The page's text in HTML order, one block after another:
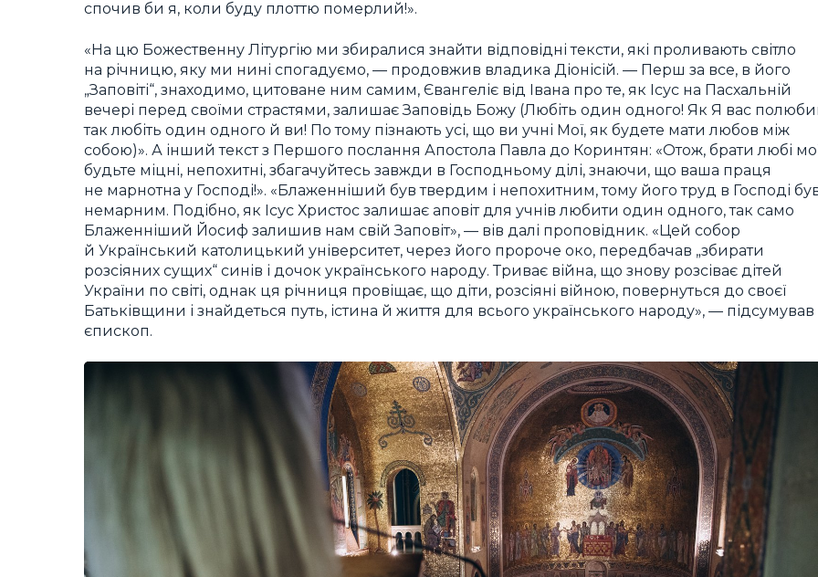
спочив би я, коли буду плоттю померлий!».
«На цю Божественну Літургію ми збиралися знайти відповідні тексти, які проливають світло
на річницю, яку ми нині спогадуємо, — продовжив владика Діонісій. — Перш за все, в його
„Заповіті“, знаходимо, цитоване ним самим, Євангеліє від Івана про те, як Ісус на Пасхальній
вечері перед своїми страстями, залишає Заповідь Божу (Любіть один одного! Як Я вас
так любіть один одного й ви! По тому пізнають усі, що ви учні Мої, як будете мати любов між
собою)». А інший текст з Першого послання Апостола Павла до Коринтян: «Отож, брати любі
будьте міцні, непохитні, збагачуйтесь завжди в Господньому ділі, знаючи, що ваша праця
не марнотна у Господі!». «Блаженніший був твердим і непохитним, тому його труд в Господі
немарним. Подібно, як Ісус Христос залишає аповіт для учнів любити один одного, так само
Блаженніший Йосиф залишив нам свій Заповіт», — вів далі проповідник. «Цей собор
й Український католицький університет, через його пророче око, передбачав „збирати
розсіяних сущих“ синів і дочок українського народу. Триває війна, що знову розсіває дітей
України по світі, однак ця річниця провіщає, що діти, розсіяні війною, повернуться до своєї
Батьківщини і знайдеться путь, істина й життя для всього українського народу», — підсумував
єпископ.